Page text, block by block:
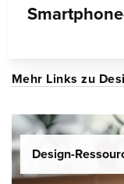
Mehr Links zu
Design-